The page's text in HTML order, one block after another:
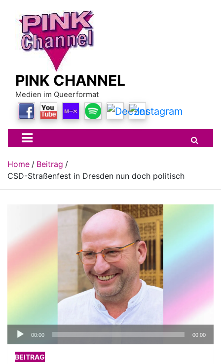
content
PINK CHANNEL
Medien im Queerformat
Home
Beitrag
CSD-Straßenfest in Dresden nun doch politisch
Audio-
Player
00:00 00:00
BEITRAG